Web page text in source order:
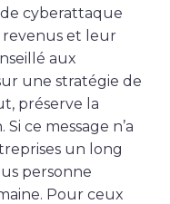
cyberattaque
revenus et leur
aux
une stratégie de
préserve la
ce message n’a
un long
personne
Pour ceux